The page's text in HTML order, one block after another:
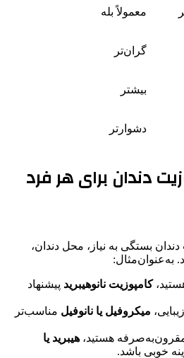
معمولاً بله
گران‌تر
بیشتر
دشوارتر
دندان برای هر فرد
دندان بستگی به نیاز، محل دندان،
به‌عنوان‌مثال:
هستید،کامپوزیت نانوهیبرید پیشنهاد
میکروفیل یا نانوفیل مناسب‌تر
مقرون‌به‌صرفه هستید، هیبرید یا
خوبی باشد.